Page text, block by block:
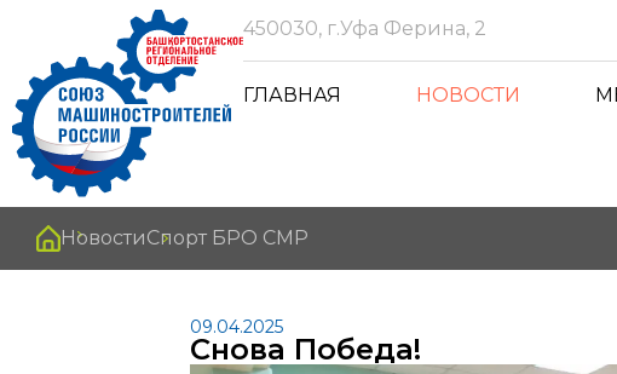
450030, г.Уфа Ферина, 2
ГЛАВНАЯ НОВОСТИ
НовостиСпорт БРО СМР
09.04.2025
Снова Победа!